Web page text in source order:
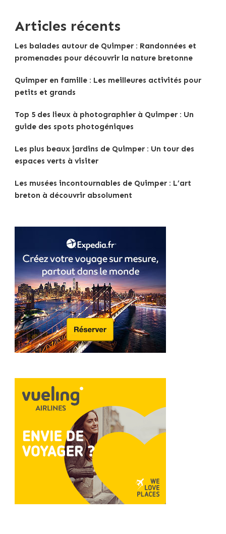
Articles récents
Les balades autour de Quimper : Randonnées et
promenades pour découvrir la nature bretonne
Quimper en famille : Les meilleures activités pour
petits et grands
Top 5 des lieux à photographier à Quimper : Un
guide des spots photogéniques
Les plus beaux jardins de Quimper : Un tour des
espaces verts à visiter
Les musées incontournables de Quimper : L’art
breton à découvrir absolument